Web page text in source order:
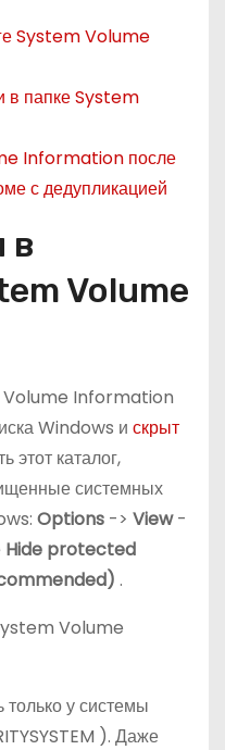
System Volume
в папке System
Information после
с дедупликацией
в
Volume
Volume Information
Windows и скрыт
этот каталог,
системных
Options -> View-
Hide protected
.
только у системы
). Даже